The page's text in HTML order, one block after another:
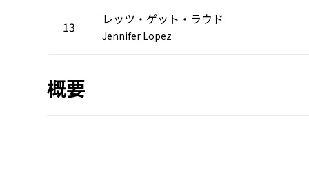
13 レッツ・ゲット・ラウド
Jennifer Lopez
概要